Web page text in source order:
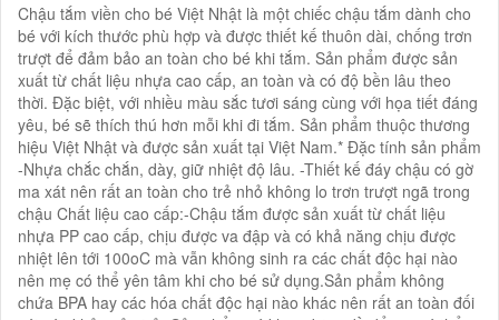
Chậu tắm viền cho bé Việt Nhật là một chiếc chậu tắm dành cho
bé với kích thước phù hợp và được thiết kế thuôn dài, chống trơn
trượt để đảm bảo an toàn cho bé khi tắm. Sản phẩm được sản
xuất từ chất liệu nhựa cao cấp, an toàn và có độ bền lâu theo
thời. Đặc biệt, với nhiều màu sắc tươi sáng cùng với họa tiết đáng
yêu, bé sẽ thích thú hơn mỗi khi đi tắm. Sản phẩm thuộc thương
hiệu Việt Nhật và được sản xuất tại Việt Nam.* Đặc tính sản phẩm
-Nhựa chắc chắn, dày, giữ nhiệt độ lâu. -Thiết kế đáy chậu có gờ
ma xát nên rất an toàn cho trẻ nhỏ không lo trơn trượt ngã trong
chậu Chất liệu cao cấp:-Chậu tắm được sản xuất từ chất liệu
nhựa PP cao cấp, chịu được va đập và có khả năng chịu được
nhiệt lên tới 100oC mà vẫn không sinh ra các chất độc hại nào
nên mẹ có thể yên tâm khi cho bé sử dụng.Sản phẩm không
chứa BPA hay các hóa chất độc hại nào khác nên rất an toàn đối